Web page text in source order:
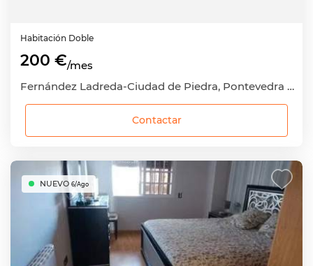
Habitación Doble
200 €/mes
Fernández Ladreda-Ciudad de Piedra, Pontevedra Capital, Pontevedra
Contactar
NUEVO 6/Ago